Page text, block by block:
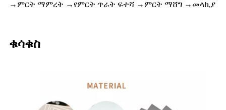
→ምርት ማምረት →የምርት ጥራት ፍተሻ →ምርት ማሸግ →መላኪያ
ቁሳቁስ